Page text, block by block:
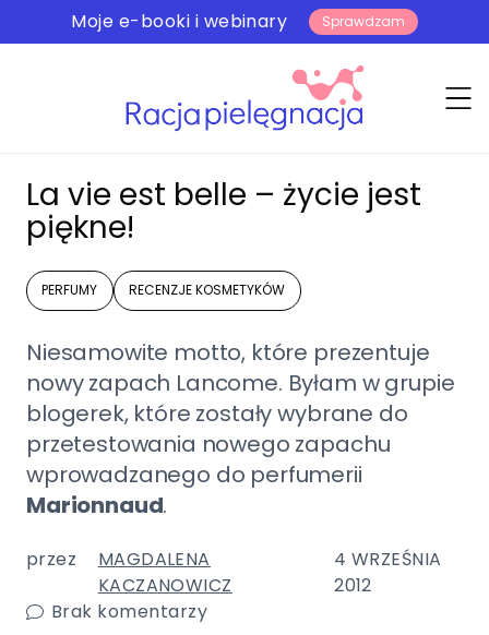
Moje e-booki i webinary Sprawdzam
La vie est belle – życie jest
piękne!
PERFUMY RECENZJE KOSMETYKÓW
Niesamowite motto, które prezentuje
nowy zapach Lancome. Byłam w grupie
blogerek, które zostały wybrane do
przetestowania nowego zapachu
wprowadzanego do perfumerii
Marionnaud.
przez
MAGDALENA
KACZANOWICZ
4 WRZEŚNIA
2012
Brak komentarzy